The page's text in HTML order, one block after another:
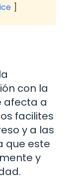
con la
afecta a
facilites
y a las
que este
y